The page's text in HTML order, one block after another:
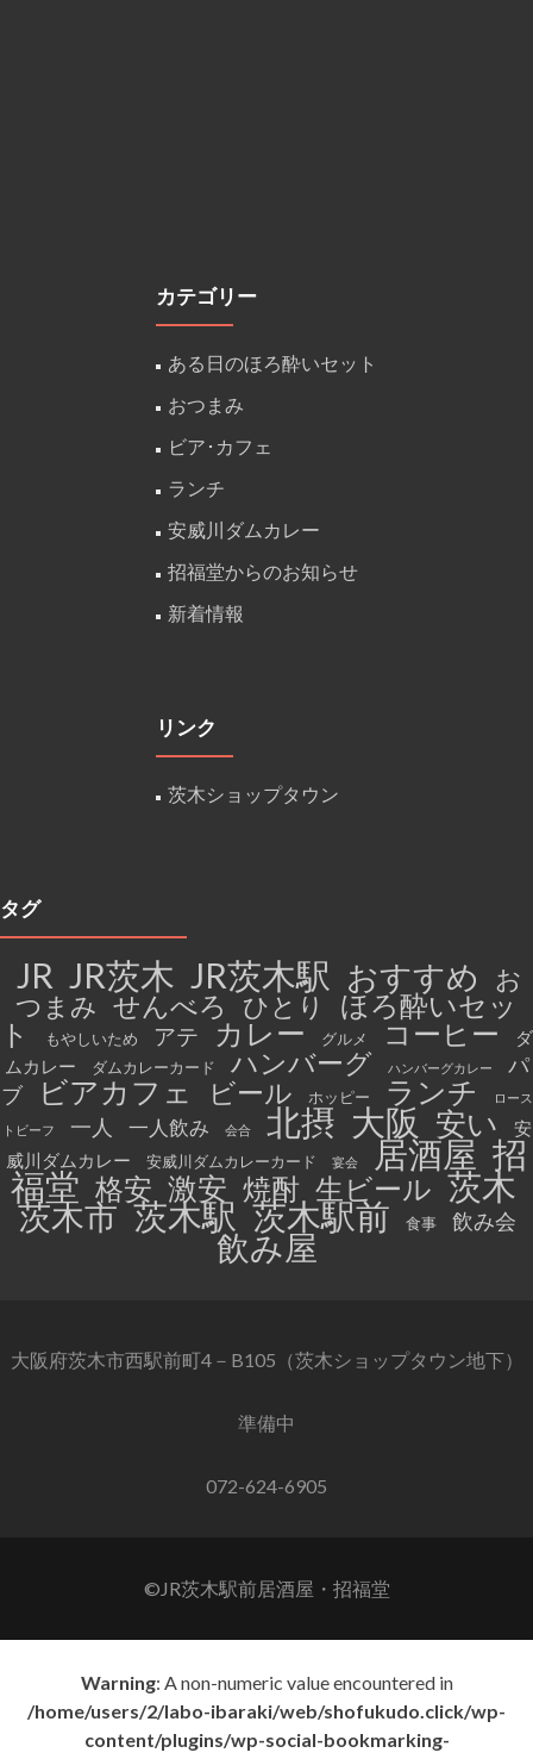
カテゴリー
ある日のほろ酔いセット
おつまみ
ビア･カフェ
ランチ
安威川ダムカレー
招福堂からのお知らせ
新着情報
リンク
茨木ショップタウン
タグ
JR JR茨木 JR茨木駅 おすすめ
お
つまみ せんべろ ひとり
ほろ酔いセッ
ト
もやしいため アテ カレー グルメ コーヒー
ダ
ムカレー
ダムカレーカード ハンバーグ ハンバーグカレー
パ
ブ
ビアカフェ ビール ホッピー ランチ ロース
トビーフ 一人 一人飲み 会合 北摂 大阪 安い
安
威川ダムカレー
安威川ダムカレーカード 宴会 居酒屋 招
福堂 格安 激安 焼酎 生ビール 茨木
茨木市 茨木駅 茨木駅前 食事 飲み会
飲み屋
大阪府茨木市西駅前町4－B105（茨木ショップタウン地下）
準備中
072-624-6905
©JR茨木駅前居酒屋・招福堂
Warning: A non-numeric value encountered in
/home/users/2/labo-ibaraki/web/shofukudo.click/wp-
content/plugins/wp-social-bookmarking-